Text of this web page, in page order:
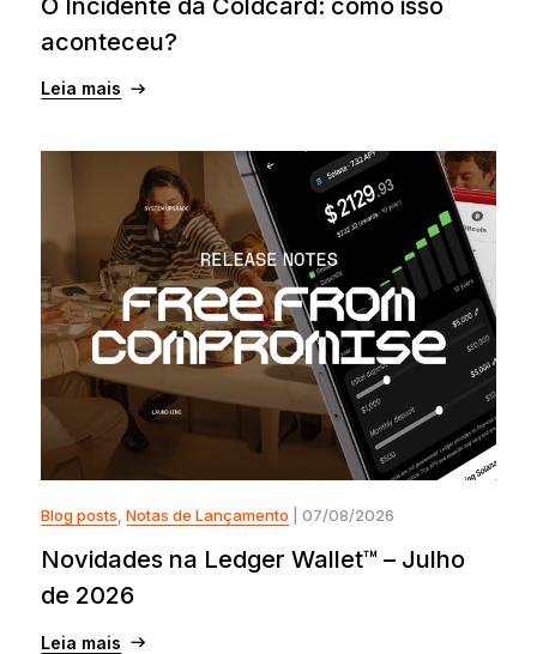
aconteceu?
Leia mais
Blog posts ,Notas de Lançamento | 07/08/2026
Novidades na Ledger Wallet™ – Julho
de 2026
Leia mais